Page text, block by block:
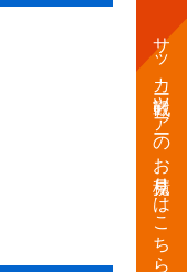
サッカー観戦
ツアーのお見積りはこちら